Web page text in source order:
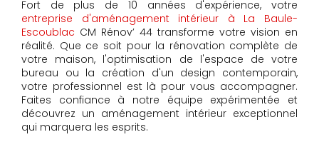
Fort de plus de 10 années d'expérience, votre
entreprise d'aménagement intérieur à La Baule-
Escoublac CM Rénov’ 44 transforme votre vision en
réalité. Que ce soit pour la rénovation complète de
votre maison, l'optimisation de l'espace de votre
bureau ou la création d'un design contemporain,
votre professionnel est là pour vous accompagner.
Faites confiance à notre équipe expérimentée et
découvrez un aménagement intérieur exceptionnel
qui marquera les esprits.